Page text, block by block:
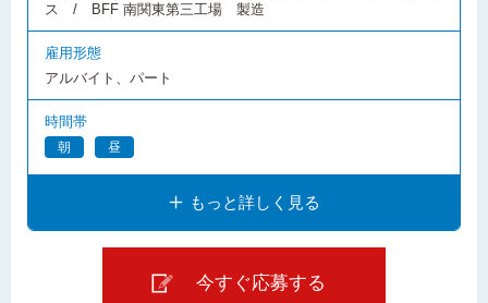
ス / BFF 南関東第三工場 製造
雇用形態
アルバイト、パート
時間帯
朝 昼
もっと詳しく見る
今すぐ応募する